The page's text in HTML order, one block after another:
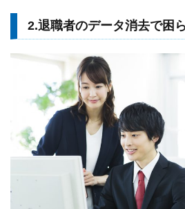
2.退職者のデータ消去で困